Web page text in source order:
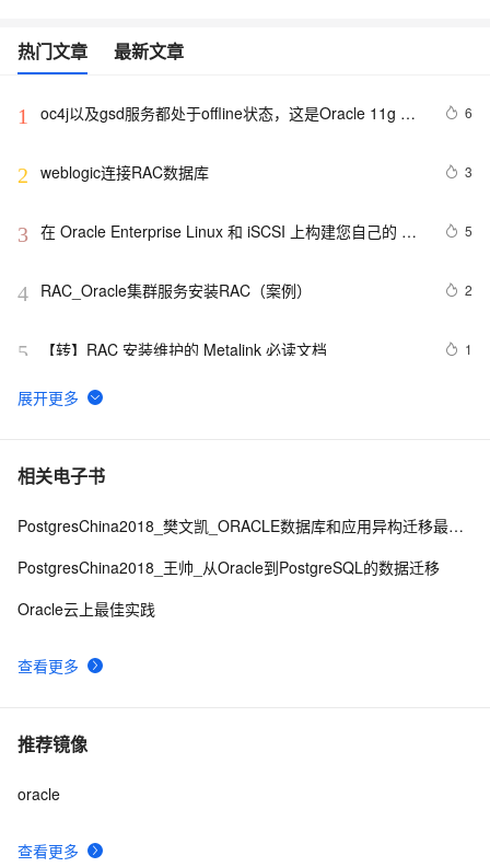
热门文章 最新文章
1
oc4j以及gsd服务都处于offline状态，这是Oracle 11g
6
2 weblogic连接RAC数据库 3
3 在 Oracle Enterprise Linux 和 iSCSI 上构建您自己的
5
4 RAC_Oracle集群服务安装RAC（案例） 2
5 【转】RAC 安装维护的 Metalink 必读文档 1
6 【工具】一款oracle rac 检查工具
7 RAC安装时需要执行4个脚本及意义
8 rac rman 备份和恢复 1
相关电子书
查看更多
PostgresChina2018_樊文凯_ORACLE数据库和应用异构迁移最佳实践
PostgresChina2018_王帅_从Oracle到PostgreSQL的数据迁移
Oracle云上最佳实践
推荐镜像
查看更多
oracle